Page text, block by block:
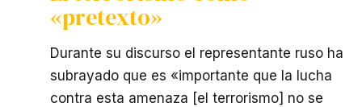
«pretexto»
Durante su discurso el representante ruso ha
subrayado que es «importante que la lucha
contra esta amenaza [el terrorismo] no se